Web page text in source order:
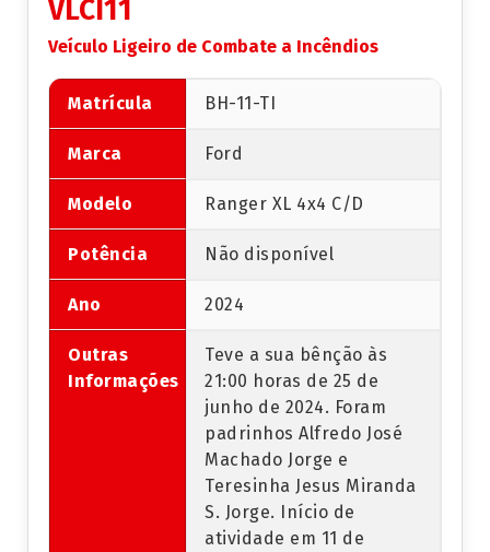
VLCI11
Veículo Ligeiro de Combate a Incêndios
Matrícula BH-11-TI
Marca Ford
Modelo Ranger XL 4x4 C/D
Potência Não disponível
Ano 2024
Outras
Informações
Teve a sua bênção às
21:00 horas de 25 de
junho de 2024. Foram
padrinhos Alfredo José
Machado Jorge e
Teresinha Jesus Miranda
S. Jorge. Início de
atividade em 11 de